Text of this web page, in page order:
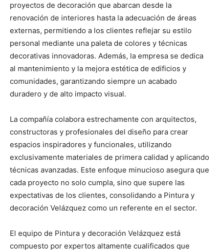
proyectos de decoración que abarcan desde la
renovación de interiores hasta la adecuación de áreas
externas, permitiendo a los clientes reflejar su estilo
personal mediante una paleta de colores y técnicas
decorativas innovadoras. Además, la empresa se dedica
al mantenimiento y la mejora estética de edificios y
comunidades, garantizando siempre un acabado
duradero y de alto impacto visual.
La compañía colabora estrechamente con arquitectos,
constructoras y profesionales del diseño para crear
espacios inspiradores y funcionales, utilizando
exclusivamente materiales de primera calidad y aplicando
técnicas avanzadas. Este enfoque minucioso asegura que
cada proyecto no solo cumpla, sino que supere las
expectativas de los clientes, consolidando a Pintura y
decoración Velázquez como un referente en el sector.
El equipo de Pintura y decoración Velázquez está
compuesto por expertos altamente cualificados que